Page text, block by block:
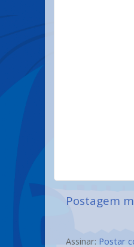
Postagem
Assinar: Postar